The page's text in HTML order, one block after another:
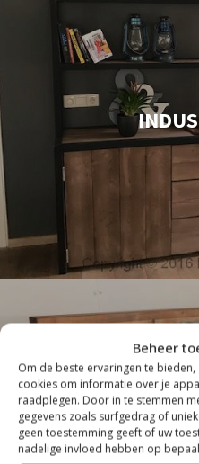
Beheer
Om de beste ervaringen te
cookies om informatie over je
raadplegen. Door in te stemmen
gegevens zoals surfgedrag of
geen toestemming geeft of uw
nadelige invloed hebben op